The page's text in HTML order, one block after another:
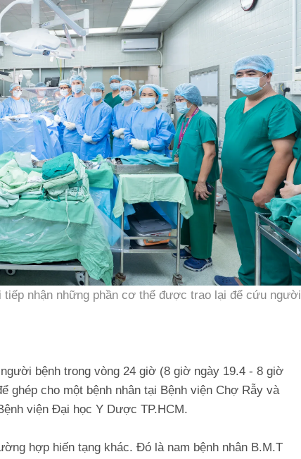
nhận những phần cơ thể được trao lại để cứu người
bệnh trong vòng 24 giờ (8 giờ ngày 19.4 - 8 giờ
ghép cho một bệnh nhân tại Bệnh viện Chợ Rẫy và
viện Đại học Y Dược TP.HCM.
hợp hiến tạng khác. Đó là nam bệnh nhân B.M.T